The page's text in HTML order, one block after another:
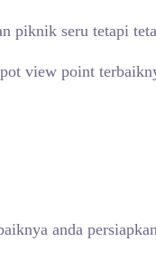
piknik seru tetapi
view point
anda